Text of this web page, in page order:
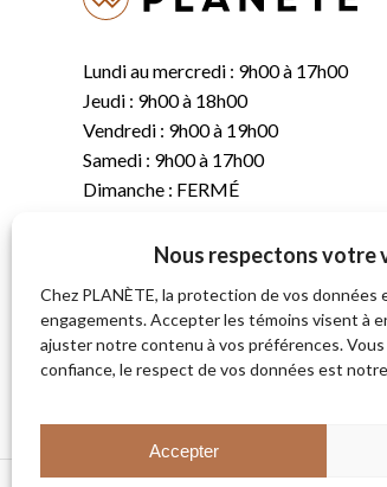
Nous respectons votre
Chez PLANÈTE, la protection de vos données
engagements. Accepter les témoins visent à
ajuster notre contenu à vos préférences.
confiance, le respect de vos données est
Accepter
Lundi au mercredi : 9h00 à 17h00
Jeudi : 9h00 à 18h00
Vendredi : 9h00 à 19h00
Samedi : 9h00 à 17h00
Dimanche : FERMÉ
(819) 843-8356
C. info@planete.co
681, rue Sherbrooke
Magog (Québec)